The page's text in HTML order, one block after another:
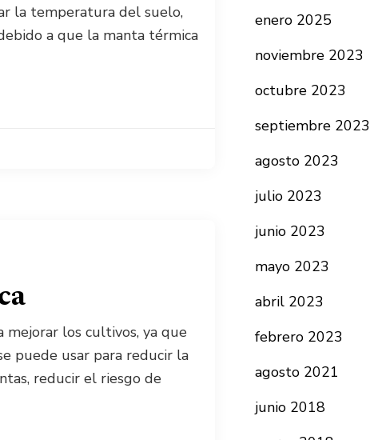
la temperatura del suelo,
a que la manta térmica
los cultivos, ya que
puede usar para reducir la
reducir el riesgo de
enero 2025
noviembre 2023
octubre 2023
septiembre 2023
agosto 2023
julio 2023
junio 2023
mayo 2023
abril 2023
febrero 2023
agosto 2021
junio 2018